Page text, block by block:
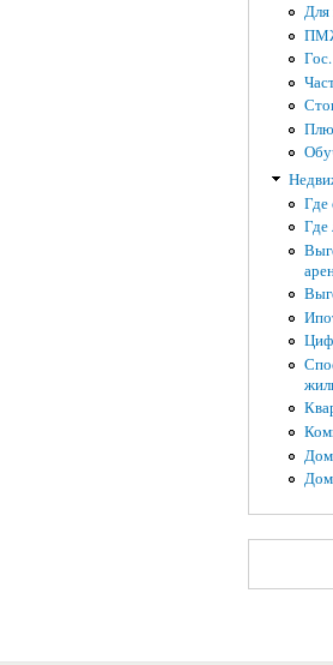
Для
Где
Где
Дом